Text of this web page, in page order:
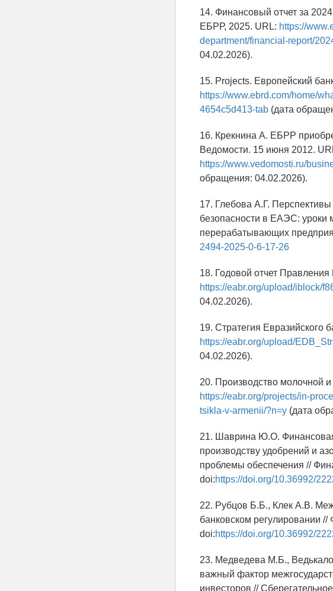
14. Финансовый отчет за
ЕБРР, 2025. URL: https://
department/financial-report/
04.02.2026).
15. Projects. Европейский
https://www.ebrd.com/home/
4654c5d413-tab (дата
16. Крекнина А. ЕБРР
Ведомости. 15 июня 2012.
https://www.vedomosti.ru/
обращения: 04.02.2026).
17. Глебова А.Г.
безопасности в ЕАЭС: уроки
перерабатывающих
2494-2025-0-6-17-26
18. Годовой отчет Правления
https://eabr.org/upload/iblock/
04.02.2026).
19. Стратегия Евразийского
https://eabr.org/upload/
04.02.2026).
20. Производство молочной
https://eabr.org/projects/in-
tsikla-v-armenii/?n=y (дата
21. Шаврина Ю.О.
производству удобрений и
проблемы обеспечения //
doi:https://doi.org/10.36992/
22. Рубцов Б.Б., Клек А.В.
банковском регулировании
doi:https://doi.org/10.36992/
23. Медведева М.Б.,
важный фактор
инвесторов //